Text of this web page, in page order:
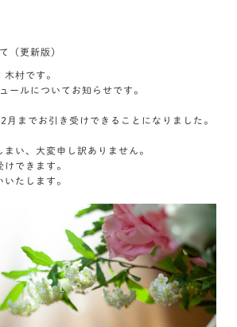
（更新版）
村です。
ールについてお知らせです。
月までお引き受けできることになりました。
い、大変申し訳ありません。
できます。
たします。